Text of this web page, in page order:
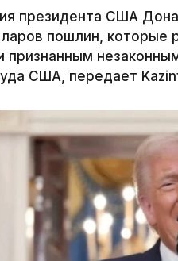
президента США
пошлин, которые
признанным
США, передает